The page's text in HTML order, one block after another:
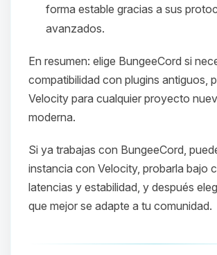
forma estable gracias a sus
avanzados.
En resumen: elige BungeeCord si
compatibilidad con plugins antiguos,
Velocity para cualquier proyecto
moderna.
Si ya trabajas con BungeeCord,
instancia con Velocity, probarla bajo
latencias y estabilidad, y después
que mejor se adapte a tu comunidad.
hablar! Soy Choupy, tu
asistente de BoxToPlay.
que necesitas y moveré mis
09/08/2026 01:05